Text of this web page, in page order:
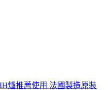
爐推薦使用 法國製造原裝